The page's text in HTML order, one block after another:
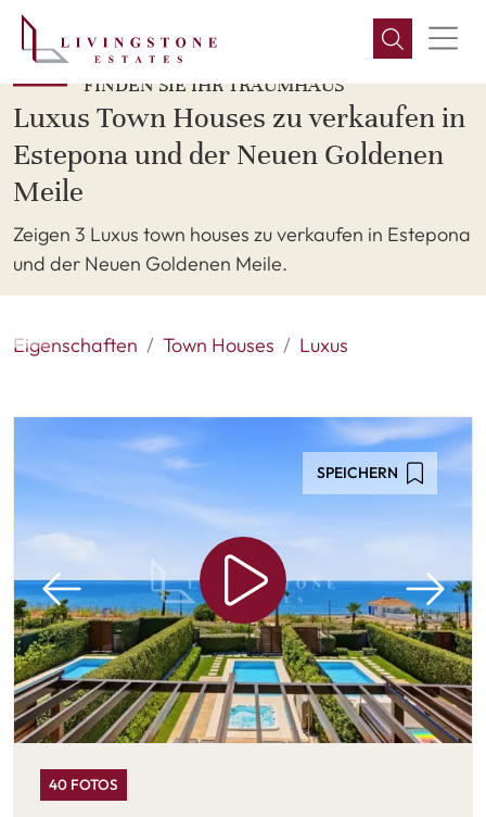
FINDEN SIE IHR TRAUMHAUS
Luxus Town Houses zu verkaufen in
Estepona und der Neuen Goldenen
Meile
Zeigen 3 Luxus town houses zu verkaufen in Estepona
und der Neuen Goldenen Meile.
Eigenschaften Town Houses Luxus
SPEICHERN
40 FOTOS